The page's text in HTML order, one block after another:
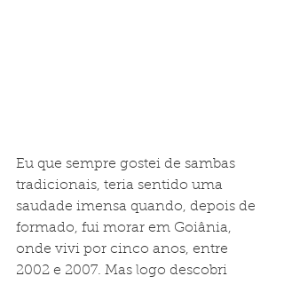
Eu que sempre gostei de sambas
tradicionais, teria sentido uma
saudade imensa quando, depois de
formado, fui morar em Goiânia,
onde vivi por cinco anos, entre
2002 e 2007. Mas logo descobri